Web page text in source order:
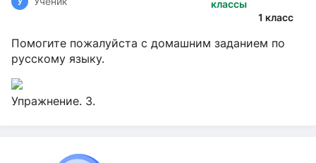
классы
1 класс
Помогите пожалуйста с домашним заданием по
русскому языку.
Упражнение. 3.